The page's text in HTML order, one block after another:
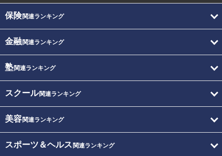
保険関連ランキング
金融関連ランキング
塾関連ランキング
スクール関連ランキング
美容関連ランキング
スポーツ＆ヘルス 関連ランキング